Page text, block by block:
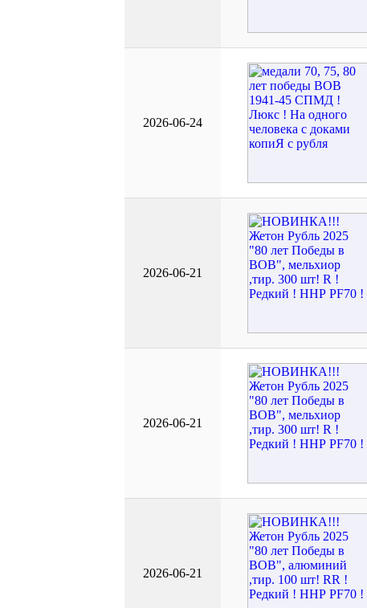
2026-06-24
2026-06-21
2026-06-21
2026-06-21